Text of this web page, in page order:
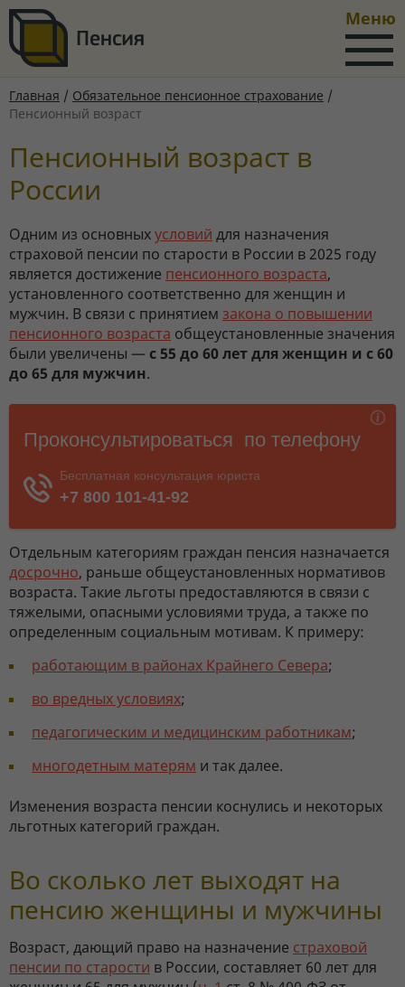
Меню
Главная / Обязательное пенсионное страхование /
Пенсионный возраст
Пенсионный возраст в
России
Одним из основныхусловий для назначения
страховой пенсии по старости в России в 2025 году
является достижение пенсионного возраста,
установленного соответственно для женщин и
мужчин. В связи с принятием закона о повышении
пенсионного возраста общеустановленные значения
были увеличены — с 55 до 60 лет для женщин и с 60
до 65 для мужчин.
Отдельным категориям граждан пенсия назначается
досрочно, раньше общеустановленных нормативов
возраста. Такие льготы предоставляются в связи с
тяжелыми, опасными условиями труда, а также по
определенным социальным мотивам. К примеру:
работающим в районах Крайнего Севера;
во вредных условиях;
педагогическим и медицинским работникам;
многодетным матерям и так далее.
Изменения возраста пенсии коснулись и некоторых
льготных категорий граждан.
Во сколько лет выходят на
пенсию женщины и мужчины
Возраст, дающий право на назначение страховой
пенсии по старости в России, составляет 60 лет для